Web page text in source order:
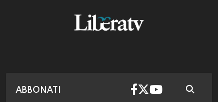
ABBONATI